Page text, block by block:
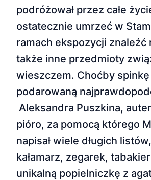
podróżował przez całe
ostatecznie umrzeć w
ramach ekspozycji znaleźć
także inne przedmioty
wieszczem. Choćby
podarowaną
Aleksandra Puszkina,
pióro, za pomocą którego
napisał wiele długich
kałamarz, zegarek,
unikalną popielniczkę z